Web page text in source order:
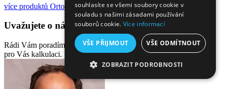
více produktů Ortovox
Uvažujete o nákupu celého skialpového kompletu?
Rádi Vám poradíme s výběrem správného vybavení a připravíme
pro Vás kalkulaci.
souhlasíte se všemi soubory cookie v
souladu s našimi zásadami používání
souborů cookie. Více informací
VŠE PŘIJMOUT VŠE ODMÍTNOUT
ZOBRAZIT PODROBNOSTI
NEZBYTNĚ NUTNÉ SOUBORY